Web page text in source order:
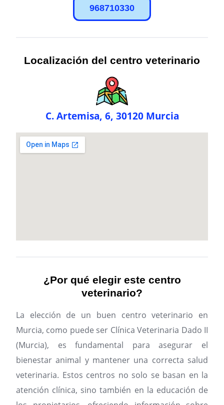
968710330
Localización del centro veterinario
C. Artemisa, 6, 30120 Murcia
¿Por qué elegir este centro
veterinario?
La elección de un buen centro veterinario en
Murcia, como puede ser Clínica Veterinaria Dado II
(Murcia), es fundamental para asegurar el
bienestar animal y mantener una correcta salud
veterinaria. Estos centros no solo se basan en la
atención clínica, sino también en la educación de